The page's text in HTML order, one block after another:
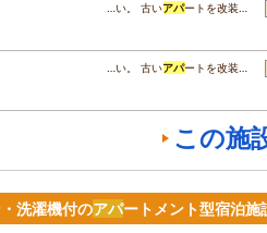
…い。 古いアパートを改装…
…い。 古いアパートを改装…
この施
洗濯機付のアパートメント型宿泊施